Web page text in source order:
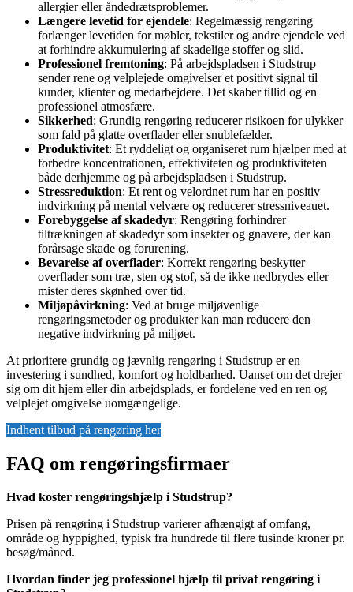
allergier eller åndedrætsproblemer.
Længere levetid for ejendele: Regelmæssig rengøring
forlænger levetiden for møbler, tekstiler og andre ejendele ved
at forhindre akkumulering af skadelige stoffer og slid.
Professionel fremtoning: På arbejdspladsen i Studstrup
sender rene og velplejede omgivelser et positivt signal til
kunder, klienter og medarbejdere. Det skaber tillid og en
professionel atmosfære.
Sikkerhed: Grundig rengøring reducerer risikoen for ulykker
som fald på glatte overflader eller snublefælder.
Produktivitet: Et ryddeligt og organiseret rum hjælper med at
forbedre koncentrationen, effektiviteten og produktiviteten
både derhjemme og på arbejdspladsen i Studstrup.
Stressreduktion: Et rent og velordnet rum har en positiv
indvirkning på mental velvære og reducerer stressniveauet.
Forebyggelse af skadedyr: Rengøring forhindrer
tiltrækningen af skadedyr som insekter og gnavere, der kan
forårsage skade og forurening.
Bevarelse af overflader: Korrekt rengøring beskytter
overflader som træ, sten og stof, så de ikke nedbrydes eller
mister deres skønhed over tid.
Miljøpåvirkning: Ved at bruge miljøvenlige
rengøringsmetoder og produkter kan man reducere den
negative indvirkning på miljøet.
At prioritere grundig og jævnlig rengøring i Studstrup er en
investering i sundhed, komfort og holdbarhed. Uanset om det drejer
sig om dit hjem eller din arbejdsplads, er fordelene ved en ren og
velplejet omgivelse uomgængelige.
Indhent tilbud på rengøring her
FAQ om rengøringsfirmaer
Hvad koster rengøringshjælp i Studstrup?
Prisen på rengøring i Studstrup varierer afhængigt af omfang,
område og hyppighed, typisk fra hundrede til flere tusinde kroner pr.
besøg/måned.
Hvordan finder jeg professionel hjælp til privat rengøring i